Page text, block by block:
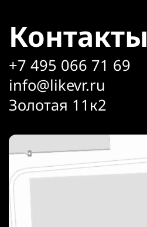
Контакты
+7 495 066 71 69
info@likevr.ru
Золотая 11к2